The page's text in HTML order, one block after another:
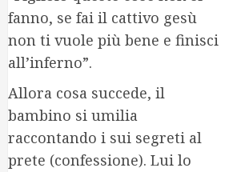
fanno, se fai il cattivo gesù
non ti vuole più bene e finisci
all’inferno”.
Allora cosa succede, il
bambino si umilia
raccontando i sui segreti al
prete (confessione). Lui lo